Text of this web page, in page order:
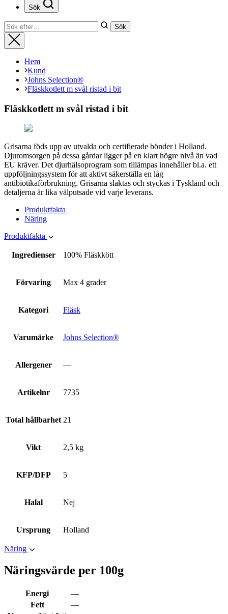
Sök
Stäng
Sök
efter:
Sök
Stäng
Hem
Kund
Johns Selection®
Fläskkotlett m svål ristad i bit
Fläskkotlett m svål ristad i bit
Grisarna föds upp av utvalda och certifierade bönder i Holland.
Djuromsorgen på dessa gårdar ligger på en klart högre nivå än vad
EU kräver. Det djurhälsoprogram som tillämpas innehåller bl.a. ett
uppföljningssystem för att aktivt säkerställa en låg
antibiotikaförbrukning. Grisarna slaktas och styckas i Tyskland och
detaljerna är lika välputsade vid varje leverans.
Produktfakta
Näring
Produktfakta
Ingredienser 100% Fläskkött
Förvaring Max 4 grader
Kategori Fläsk
Varumärke Johns Selection®
Allergener —
Artikelnr 7735
Total hållbarhet 21
Vikt 2,5 kg
KFP/DFP 5
Halal Nej
Ursprung Holland
Näring
Näringsvärde per 100g
Energi
—
Fett
—